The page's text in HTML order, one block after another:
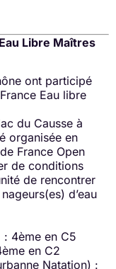
Libre Maîtres
ont participé
Eau libre
du Causse à
organisée en
France Open
de conditions
de rencontrer
d’eau
: 4ème en C5
en C2
Natation) :